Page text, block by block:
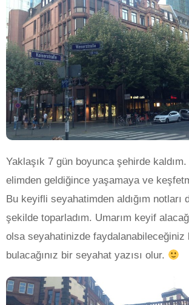
Yaklaşık 7 gün boyunca şehirde
elimden geldiğince yaşamaya ve
Bu keyifli seyahatimden aldığım notları
şekilde toparladım. Umarım keyif
olsa seyahatinizde faydalanabileceğiniz
bulacağınız bir seyahat yazısı olur.